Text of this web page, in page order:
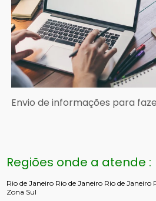
Envio de informações para
Regiões onde a atende :
Rio de Janeiro Rio de Janeiro Rio de Janeiro
Zona Sul